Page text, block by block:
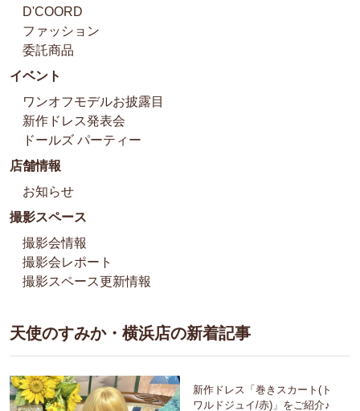
D'COORD
ファッション
委託商品
イベント
ワンオフモデルお披露目
新作ドレス発表会
ドールズ パーティー
店舗情報
お知らせ
撮影スペース
撮影会情報
撮影会レポート
撮影スペース更新情報
天使のすみか・横浜店の新着記事
新作ドレス「巻きスカート(ト
ワルドジュイ/赤)」をご紹介♪